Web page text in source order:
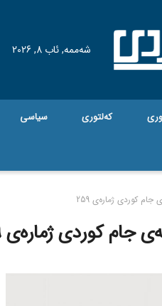
شەممە, ئاب 8, 2026
کەلتوری سیاسی
جام کوردی ژمارەی 259
جام کوردی ژمارەی 259